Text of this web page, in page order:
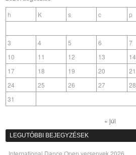
h
K s c p
3
4 5 6 7
10
11 12 13 14
17
18 19 20 21
24
25 26 27 28
31
« júl
LEGUTÓBBI BEJEGYZÉSEK